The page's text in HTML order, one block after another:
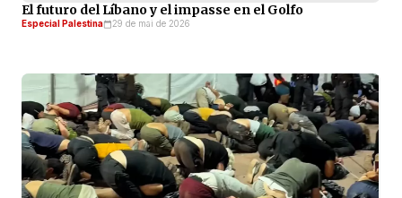
El futuro del Líbano y el impasse en el Golfo
Especial Palestina 29 de mai de 2026